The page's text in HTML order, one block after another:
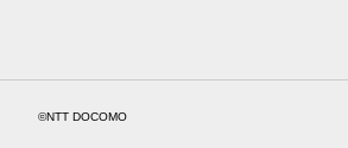
©NTT DOCOMO